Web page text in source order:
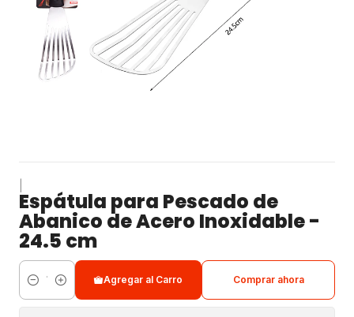
Espátula para Pescado de
Abanico de Acero Inoxidable -
24.5 cm
Cantidad
Agregar al Carro Comprar ahora